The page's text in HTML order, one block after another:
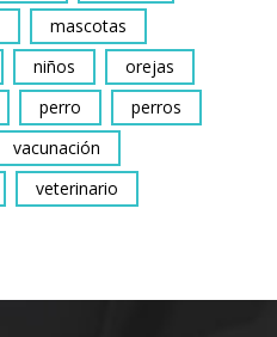
mascotas
niños
orejas
perro
perros
vacunación
veterinario